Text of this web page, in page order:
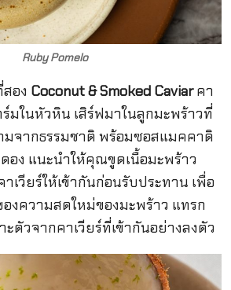
Ruby Pomelo
อง Coconut & Smoked Caviarคา
มในหัวหิน เสิร์ฟมาในลูกมะพร้าวที่
มจากธรรมชาติ พร้อมซอสแมคคาดิ
อง แนะนำให้คุณขูดเนื้อมะพร้าว
เวียร์ให้เข้ากันก่อนรับประทาน เพื่อ
งความสดใหม่ของมะพร้าว แทรก
ตัวจากคาเวียร์ที่เข้ากันอย่างลงตัว